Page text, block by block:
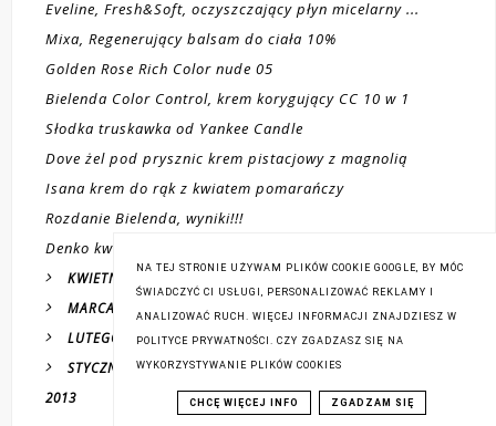
Eveline, Fresh&Soft, oczyszczający płyn micelarny ...
Mixa, Regenerujący balsam do ciała 10%
Golden Rose Rich Color nude 05
Bielenda Color Control, krem korygujący CC 10 w 1
Słodka truskawka od Yankee Candle
Dove żel pod prysznic krem pistacjowy z magnolią
Isana krem do rąk z kwiatem pomarańczy
Rozdanie Bielenda, wyniki!!!
Denko kwiecień 2014
KWIETNIA
MARCA (24)
LUTEGO
STYCZNIA
2013 (158)
NA TEJ STRONIE UŻYWAM PLIKÓW COOKIE GOOGLE, BY MÓC
ŚWIADCZYĆ CI USŁUGI, PERSONALIZOWAĆ REKLAMY I
ANALIZOWAĆ RUCH. WIĘCEJ INFORMACJI ZNAJDZIESZ W
POLITYCE PRYWATNOŚCI. CZY ZGADZASZ SIĘ NA
WYKORZYSTYWANIE PLIKÓW COOKIES
CHCĘ WIĘCEJ INFO ZGADZAM SIĘ